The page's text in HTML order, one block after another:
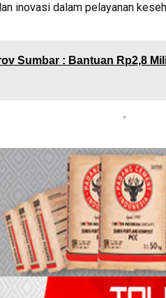
inovasi dalam pelayanan
Sumbar : Bantuan Rp2,8
*